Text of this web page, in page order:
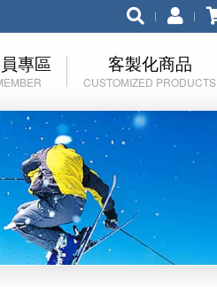
專區
登入
入會員
密碼
客製化商品
CUSTOMIZED PRODUCTS
客製化流程簡介